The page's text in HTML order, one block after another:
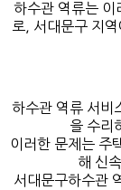
하수관 역류는 이
로, 서대문구 지
하수관 역류 서비
을 수리
이러한 문제는 주
해 신
서대문구하수관